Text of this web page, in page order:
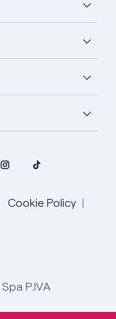
Cookie Policy
P.IVA